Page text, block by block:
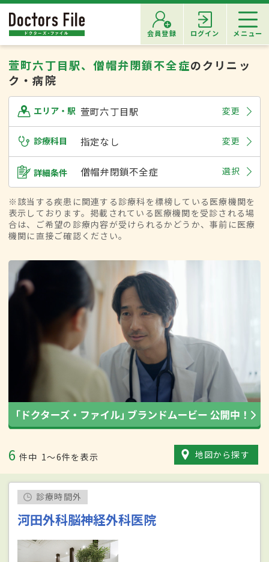
会員登録 ログイン メニュー
萱町六丁目駅、僧帽弁閉鎖不全症のクリニッ
ク・病院
エリア・駅 萱町六丁目駅 変更
診療科目 指定なし 変更
詳細条件 僧帽弁閉鎖不全症 選択
※該当する疾患に関連する診療科を標榜している医療機関を
表示しております。掲載されている医療機関を受診される場
合は、ご希望の診療内容が受けられるかどうか、事前に医療
機関に直接ご確認ください。
6 件中 1〜6件を表示 地図から探す
診療時間外
河田外科脳神経外科医院